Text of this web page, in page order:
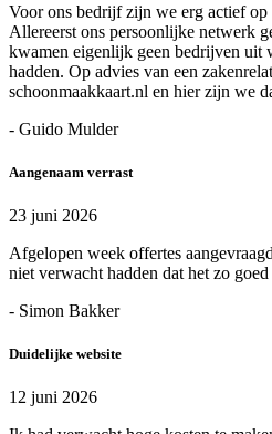
Voor ons bedrijf zijn we erg actief
Allereerst ons persoonlijke netwerk
kwamen eigenlijk geen bedrijven uit
hadden. Op advies van een
schoonmaakkaart.nl en hier zijn we
- Guido Mulder
Aangenaam verrast
23 juni 2026
Afgelopen week offertes
niet verwacht hadden dat het zo
- Simon Bakker
Duidelijke website
12 juni 2026